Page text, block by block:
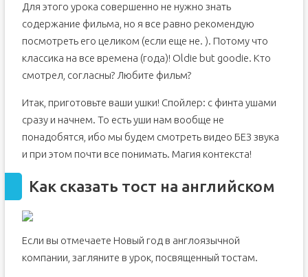
Для этого урока совершенно не нужно знать
содержание фильма, но я все равно рекомендую
посмотреть его целиком (если еще не. ). Потому что
классика на все времена (года)! Oldie but goodie. Кто
смотрел, согласны? Любите фильм?
Итак, приготовьте ваши ушки! Спойлер: с финта ушами
сразу и начнем. То есть уши нам вообще не
понадобятся, ибо мы будем смотреть видео БЕЗ звука
и при этом почти все понимать. Магия контекста!
Как сказать тост на английском
Если вы отмечаете Новый год в англоязычной
компании, загляните в урок, посвященный тостам.